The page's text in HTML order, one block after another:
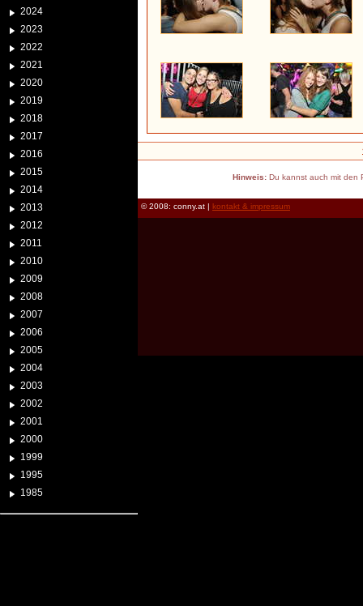
2024
2023
2022
2021
2020
2019
2018
2017
2016
2015
2014
2013
2012
2011
2010
2009
2008
2007
2006
2005
2004
2003
2002
2001
2000
1999
1995
1985
Hinweis:Du kannst auch mit den
© 2008: conny.at | kontakt & impressum